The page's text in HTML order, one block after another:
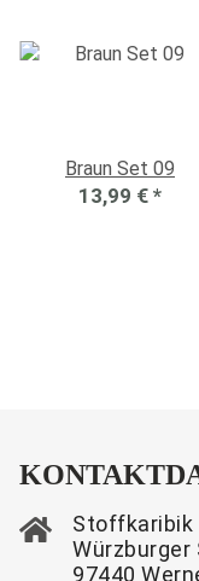
Braun Set 09
13,99 € *
Stoffkaribik
Würzburger
97440